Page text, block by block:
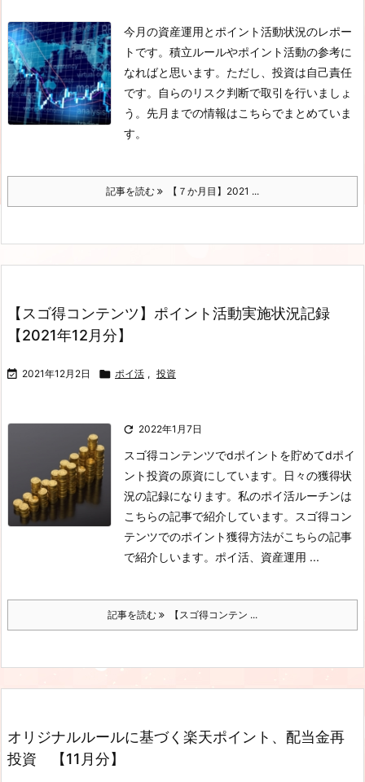
今月の資産運用とポイント活動状況のレポー
トです。積立ルールやポイント活動の参考に
なればと思います。ただし、投資は自己責任
です。自らのリスク判断で取引を行いましょ
う。先月までの情報はこちらでまとめていま
す。
記事を読む 【７か月目】2021 ...
【スゴ得コンテンツ】ポイント活動実施状況記録
【2021年12月分】
 2021年12月2日  ポイ活 , 投資
 2022年1月7日
スゴ得コンテンツでdポイントを貯めてdポイ
ント投資の原資にしています。日々の獲得状
況の記録になります。私のポイ活ルーチンは
こちらの記事で紹介しています。スゴ得コン
テンツでのポイント獲得方法がこちらの記事
で紹介しいます。ポイ活、資産運用 ...
記事を読む 【スゴ得コンテン ...
オリジナルルールに基づく楽天ポイント、配当金再
投資 【11月分】